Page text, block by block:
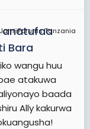
JamiiForums Tanzania
anatufaa
Bara
wangu huu
atakuwa
baada
Ally kakurwa